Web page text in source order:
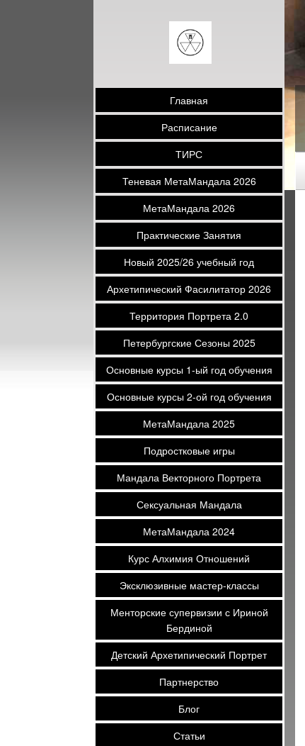
Главная
Расписание
ТИРС
Теневая МетаМандала 2026
МетаМандала 2026
Практические Занятия
Новый 2025/26 учебный год
Архетипический Фасилитатор 2026
Территория Портрета 2.0
Петербургские Сезоны 2025
Основные курсы 1-ый год обучения
Основные курсы 2-ой год обучения
МетаМандала 2025
Подростковые игры
Мандала Векторного Портрета
Сексуальная Мандала
МетаМандала 2024
Курс Алхимия Отношений
Эксклюзивные мастер-классы
Менторские супервизии с Ириной
Бердиной
Детский Архетипический Портрет
Партнерство
Блог
Статьи